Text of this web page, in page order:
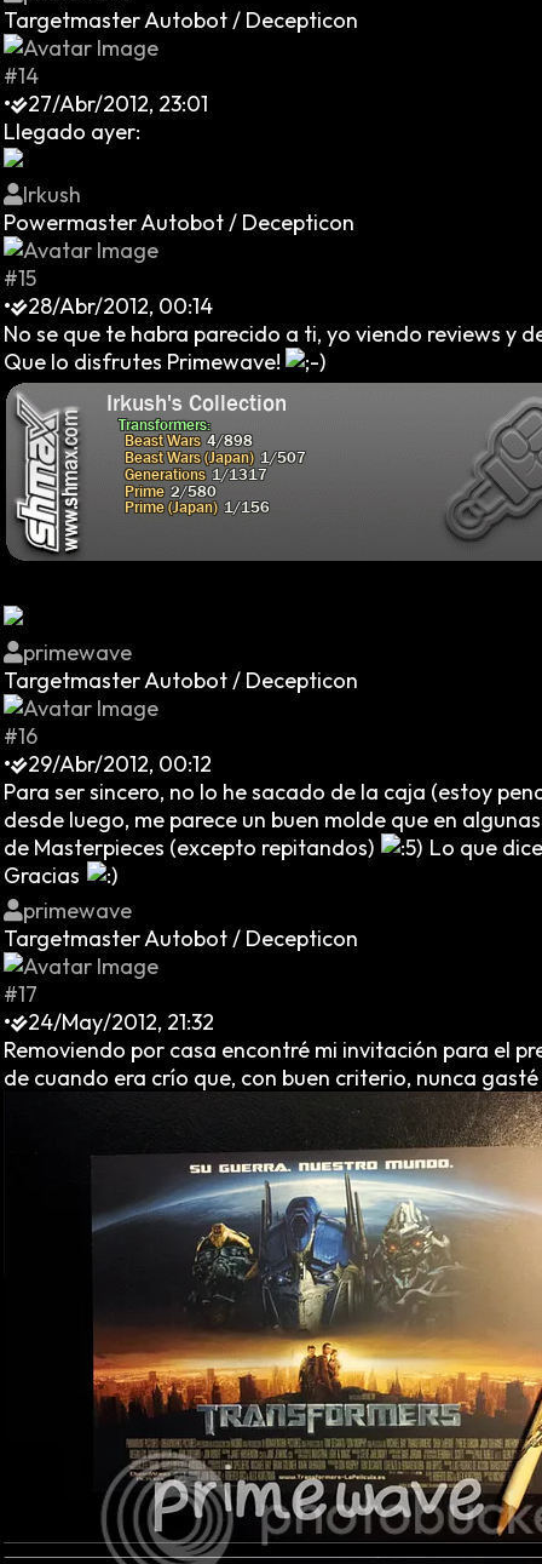
Targetmaster Autobot / Decepticon
#14
•
27/Abr/2012, 23:01
Llegado ayer:
Irkush
Powermaster Autobot / Decepticon
#15
•
28/Abr/2012, 00:14
No se que te habra parecido a ti, yo viendo reviews y
Que lo disfrutes Primewave!
primewave
Targetmaster Autobot / Decepticon
#16
•
29/Abr/2012, 00:12
Para ser sincero, no lo he sacado de la caja (estoy
desde luego, me parece un buen molde que en
de Masterpieces (excepto repitandos)
Lo que
Gracias
primewave
Targetmaster Autobot / Decepticon
#17
•
24/May/2012, 21:32
Removiendo por casa encontré mi invitación para el
de cuando era crío que, con buen criterio, nunca gasté